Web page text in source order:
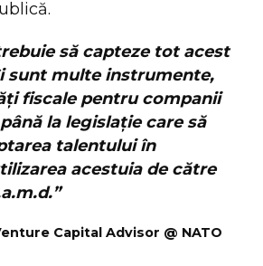
să capteze tot acest
sunt multe instrumente,
fiscale pentru companii
la legislație care să
talentului în
acestuia de către
Capital Advisor @ NATO